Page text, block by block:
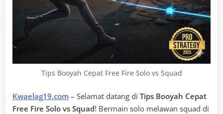
Tips Booyah Cepat Free Fire Solo vs Squad
Kwaelag19.com – Selamat datang di Tips Booyah Cepat
Free Fire Solo vs Squad! Bermain solo melawan squad di